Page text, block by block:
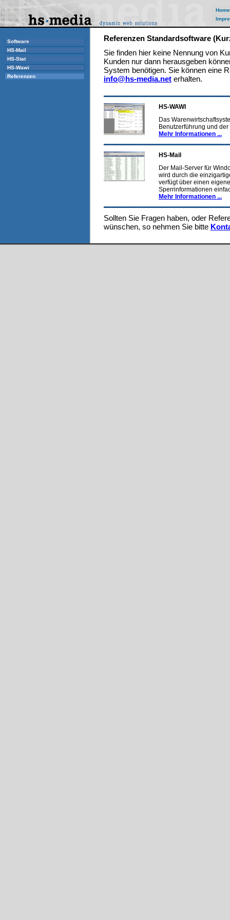
Home
Software
HS-Mail
HS-Stat
HS-Wawi
Referenzen
Referenzen Standardsoftware
Sie finden hier keine Nennung von
Kunden nur dann herausgeben
System benötigen. Sie können eine
info@hs-media.net erhalten.
HS-WAWI
Das
Benutzerführung und
Mehr Informationen ...
HS-Mail
Der Mail-Server für
wird durch die
verfügt über einen
Sperrinformationen
Mehr Informationen ...
Sollten Sie Fragen haben, oder
wünschen, so nehmen Sie bitte